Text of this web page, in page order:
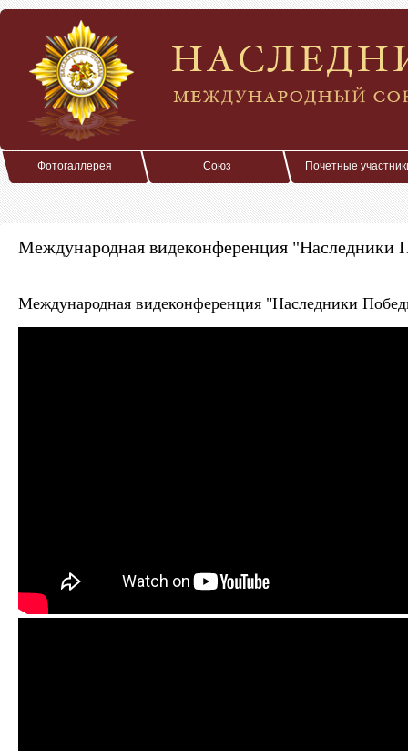
Фотогаллерея Союз Почетные
Международная видеконференция "Наследники
Международная видеконференция "Наследники